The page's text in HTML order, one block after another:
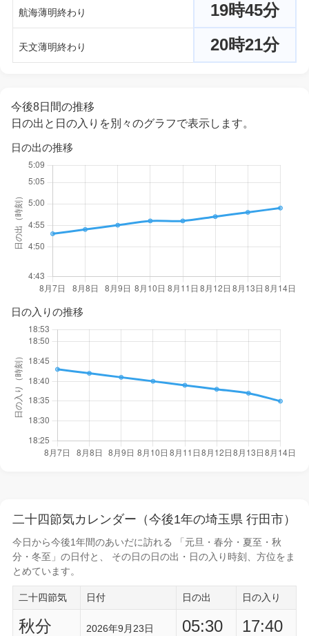
航海薄明終わり 19時45分
天文薄明終わり 20時21分
今後8日間の推移
日の出と日の入りを別々のグラフで表示します。
日の出の推移
日の入りの推移
二十四節気カレンダー（今後1年の埼玉県 行田市）
今日から今後1年間のあいだに訪れる 「元旦・春分・夏至・秋
分・冬至」の日付と、 その日の日の出・日の入り時刻
、方位をま
とめています。
二十四節気 日付 日の出 日の入り
秋分 2026年9月23日 05:30
17:40